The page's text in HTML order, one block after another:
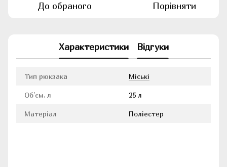
До обраного Порівняти
Характеристики Відгуки
Тип рюкзака Міські
Об'єм, л 25 л
Матеріал Поліестер